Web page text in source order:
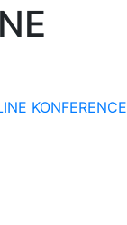
KONFERENCE